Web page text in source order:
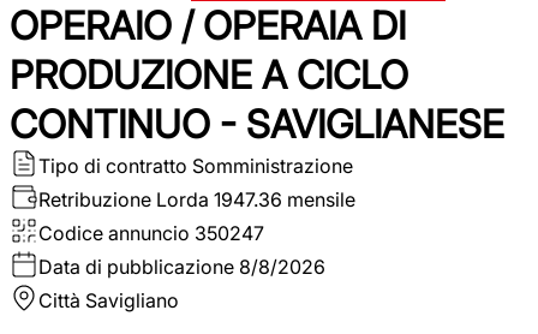
OPERAIO / OPERAIA DI
PRODUZIONE A CICLO
CONTINUO - SAVIGLIANESE
Tipo di contratto Somministrazione
Retribuzione Lorda 1947.36 mensile
Codice annuncio 350247
Data di pubblicazione 8/8/2026
Città Savigliano